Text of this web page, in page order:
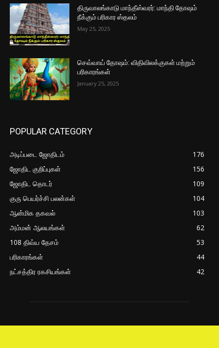
திருவாலங்காடு மாந்தீஸ்வரர்: மாந்தி தோஷம்
நீக்கும் பரிகார ஸ்தலம்
May 25, 2025
செவ்வாய் தோஷம்: விதிவிலக்குகள் மற்றும்
பரிகாரங்கள்
January 25, 2025
POPULAR CATEGORY
அடிப்படை ஜோதிடம்
176
ஜோதிட குறிப்புகள்
156
ஜோதிட தொடர்
109
குரு பெயர்ச்சி பலன்கள்
104
ஆன்மிக தகவல்
103
அம்மன் ஆலயங்கள்
62
108 திவ்ய தேசம்
53
பரிகாரங்கள்
44
நட்சத்திர ரகசியங்கள்
42